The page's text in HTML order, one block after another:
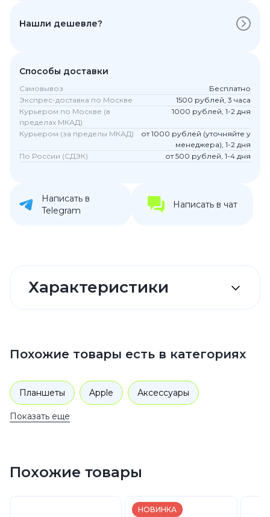
Нашли дешевле?
Способы доставки
Самовывоз
Бесплатно
Экспрес-доставка по Москве
1500 рублей, 3 часа
Курьером по Москве (в
пределах МКАД)
1000 рублей, 1-2 дня
Курьером (за пределы МКАД)
от 1000 рублей (уточняйте у
менеджера), 1-2 дня
По России (СДЭК)
от 500 рублей, 1-4 дня
Написать в
Telegram
Написать в чат
Характеристики
Похожие товары есть в категориях
Планшеты Apple Аксессуары
Показать еще
Похожие товары
НОВИНКА